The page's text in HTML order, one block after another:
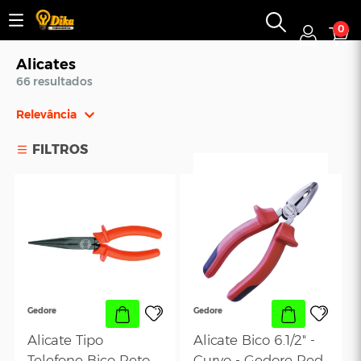
0
Alicates
66 resultados
Relevância
Ordem Alfabética
FILTROS